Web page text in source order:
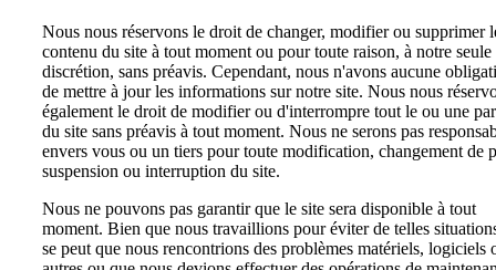
Nous nous réservons le droit de changer, modifier ou supprimer
contenu du site à tout moment ou pour toute raison, à notre seule
discrétion, sans préavis. Cependant, nous n'avons aucune
de mettre à jour les informations sur notre site. Nous nous
également le droit de modifier ou d'interrompre tout le ou une
du site sans préavis à tout moment. Nous ne serons pas
envers vous ou un tiers pour toute modification, changement de
suspension ou interruption du site.
Nous ne pouvons pas garantir que le site sera disponible à tout
moment. Bien que nous travaillions pour éviter de telles
se peut que nous rencontrions des problèmes matériels, logiciels